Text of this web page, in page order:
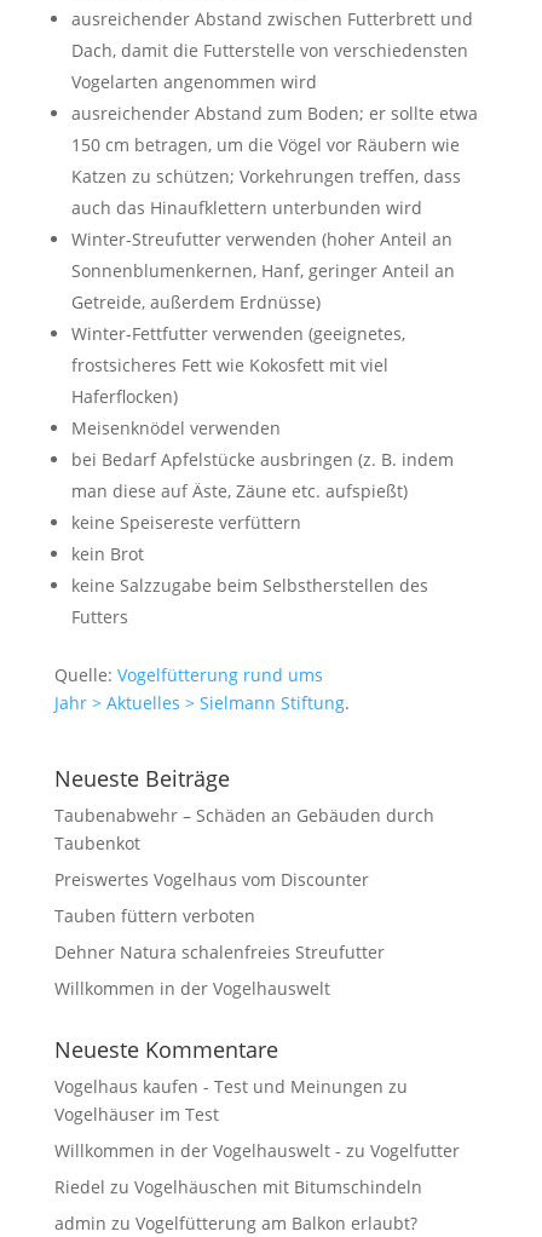
ausreichender Abstand zwischen Futterbrett und
Dach, damit die Futterstelle von verschiedensten
Vogelarten angenommen wird
ausreichender Abstand zum Boden; er sollte etwa
150 cm betragen, um die Vögel vor Räubern wie
Katzen zu schützen; Vorkehrungen treffen, dass
auch das Hinaufklettern unterbunden wird
Winter-Streufutter verwenden (hoher Anteil an
Sonnenblumenkernen, Hanf, geringer Anteil an
Getreide, außerdem Erdnüsse)
Winter-Fettfutter verwenden (geeignetes,
frostsicheres Fett wie Kokosfett mit viel
Haferflocken)
Meisenknödel verwenden
bei Bedarf Apfelstücke ausbringen (z. B. indem
man diese auf Äste, Zäune etc. aufspießt)
keine Speisereste verfüttern
kein Brot
keine Salzzugabe beim Selbstherstellen des
Futters
Quelle: Vogelfütterung rund ums
Jahr > Aktuelles > Sielmann Stiftung.
Neueste Beiträge
Taubenabwehr – Schäden an Gebäuden durch
Taubenkot
Preiswertes Vogelhaus vom Discounter
Tauben füttern verboten
Dehner Natura schalenfreies Streufutter
Willkommen in der Vogelhauswelt
Neueste Kommentare
Vogelhaus kaufen - Test und Meinungen zu
Vogelhäuser im Test
Willkommen in der Vogelhauswelt - zu Vogelfutter
Riedel zu Vogelhäuschen mit Bitumschindeln
admin zu Vogelfütterung am Balkon erlaubt?